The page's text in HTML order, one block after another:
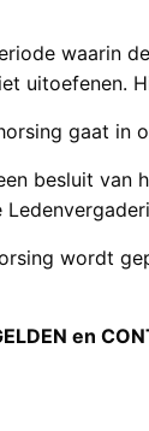
waarin
uitoefenen.
gaat in
besluit van
wordt
en